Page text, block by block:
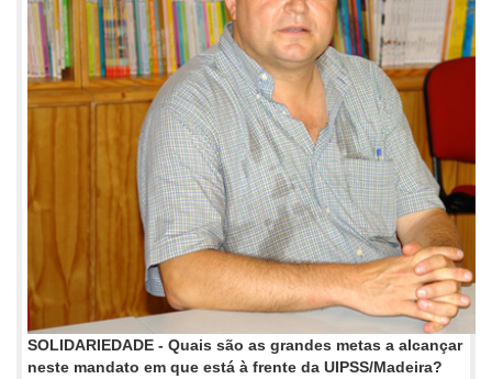
SOLIDARIEDADE - Quais são as grandes metas a alcançar
neste mandato em que está à frente da UIPSS/Madeira?